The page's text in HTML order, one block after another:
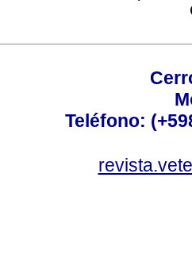
Teléfono: